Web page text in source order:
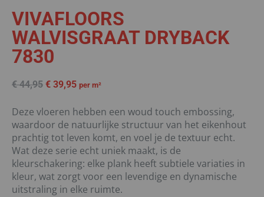
VIVAFLOORS
WALVISGRAAT DRYBACK
7830
€44,95 € 39,95 per m²
Deze vloeren hebben een woud touch embossing,
waardoor de natuurlijke structuur van het eikenhout
prachtig tot leven komt, en voel je de textuur echt.
Wat deze serie echt uniek maakt, is de
kleurschakering: elke plank heeft subtiele variaties in
kleur, wat zorgt voor een levendige en dynamische
uitstraling in elke ruimte.